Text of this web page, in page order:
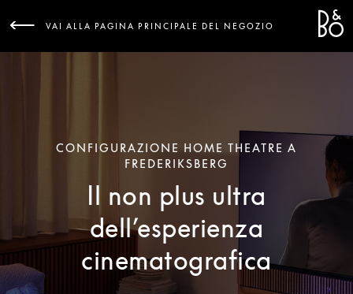
VAI ALLA PAGINA PRINCIPALE DEL NEGOZIO
CONFIGURAZIONE HOME THEATRE A
FREDERIKSBERG
Il non plus ultra
dell’esperienza
cinematografica